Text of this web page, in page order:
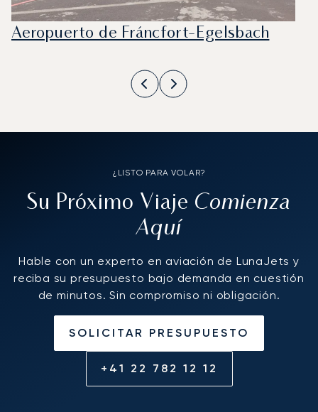
Aeropuerto de Fráncfort-Egelsbach
¿LISTO PARA VOLAR?
Su Próximo Viaje Comienza
Aquí
Hable con un experto en aviación de LunaJets y
reciba su presupuesto bajo demanda en cuestión
de minutos. Sin compromiso ni obligación.
SOLICITAR PRESUPUESTO
+41 22 782 12 12